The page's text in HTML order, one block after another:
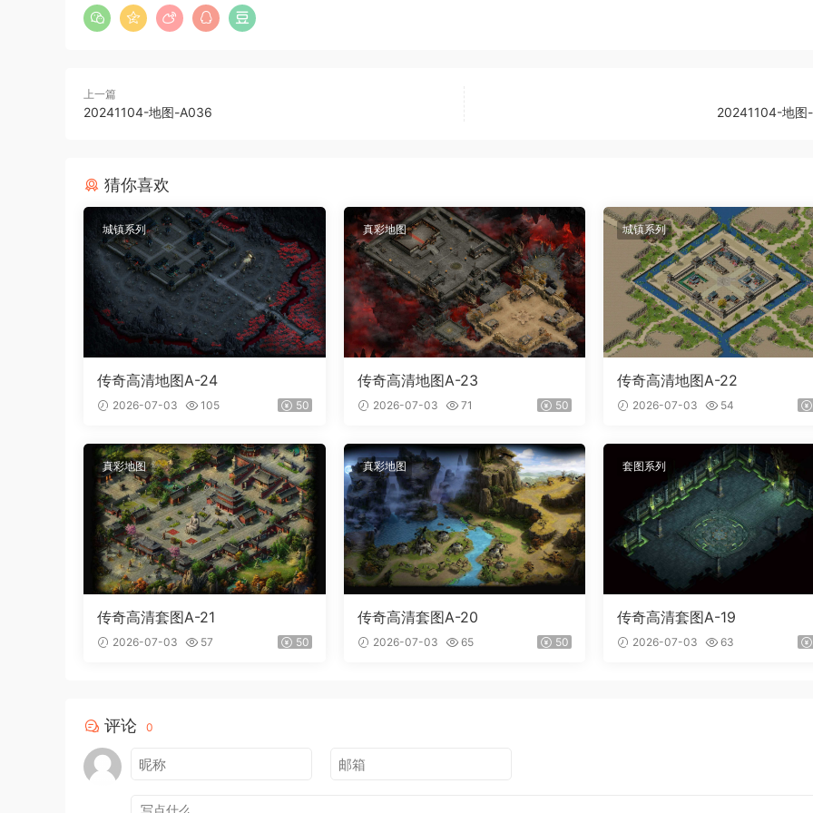
上一篇
20241104-地图-A036 20241104-地图
猜你喜欢
城镇系列
传奇高清地图A-24
2026-07-03 105 50
真彩地图
传奇高清地图A-23
2026-07-03 71 50
城镇系列
传奇高清地图A-22
2026-07-03 54
真彩地图
传奇高清套图A-21
2026-07-03 57 50
真彩地图
传奇高清套图A-20
2026-07-03 65 50
套图系列
传奇高清套图A-19
2026-07-03 63
评论 0